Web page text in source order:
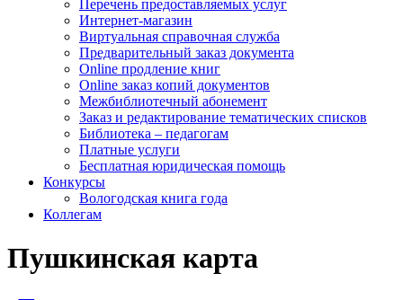
Перечень предоставляемых услуг
Интернет-магазин
Виртуальная справочная служба
Предварительный заказ документа
Online продление книг
Online заказ копий документов
Межбиблиотечный абонемент
Заказ и редактирование тематических списков
Библиотека – педагогам
Платные услуги
Бесплатная юридическая помощь
Конкурсы
Вологодская книга года
Коллегам
Пушкинская карта